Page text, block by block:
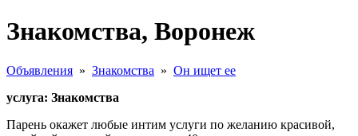
Знакомства, Воронеж
Объявления » Знакомства » Он ищет ее
услуга: Знакомства
Парень окажет любые интим услуги по желанию красивой,